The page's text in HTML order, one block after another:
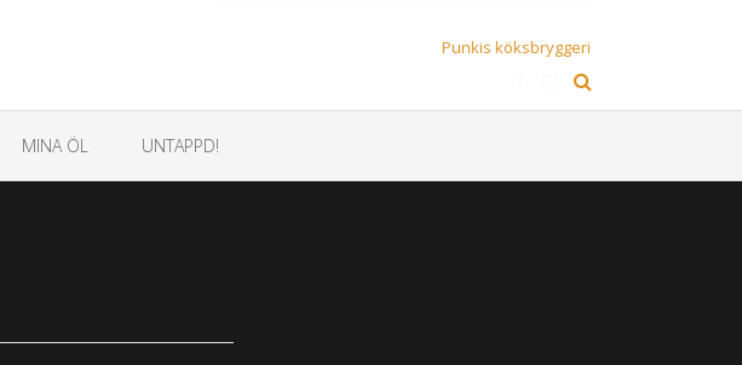
Punkis köksbryggeri
MINA ÖL UNTAPPD!